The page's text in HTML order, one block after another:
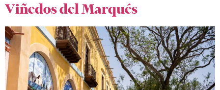
Viñedos del Marqués